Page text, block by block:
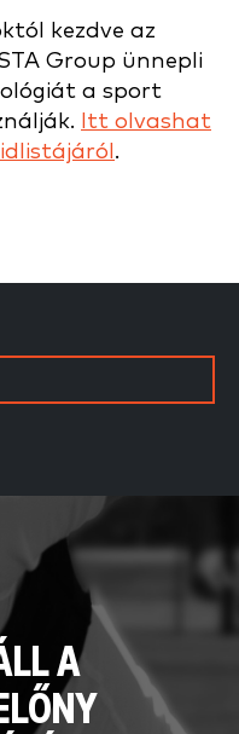
kezdve az
Group ünnepli
a sport
Itt olvashat
.
A